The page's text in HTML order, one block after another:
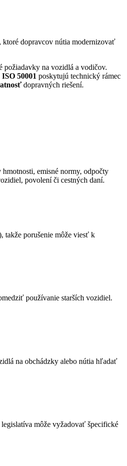
ktoré dopravcov nútia modernizovať
požiadavky na vozidlá a vodičov.
ISO 50001 poskytujú technický rámec
dopravných riešení.
emisné normy, odpočty
povolení či cestných daní.
takže porušenie môže viesť k
používanie starších vozidiel.
na obchádzky alebo nútia hľadať
môže vyžadovať špecifické